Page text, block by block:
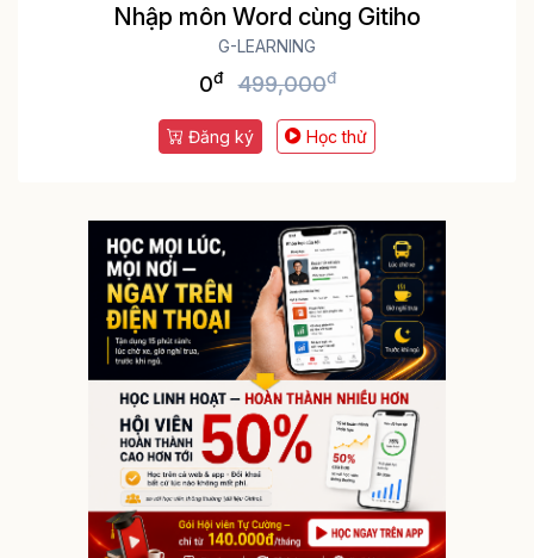
Nhập môn Word cùng Gitiho
G-LEARNING
0đ 499,000đ
Đăng ký Học thử